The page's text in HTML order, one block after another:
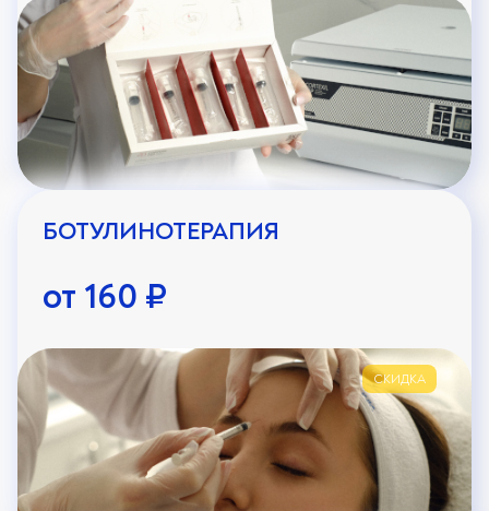
БОТУЛИНОТЕРАПИЯ
от 160 ₽
СКИДКА